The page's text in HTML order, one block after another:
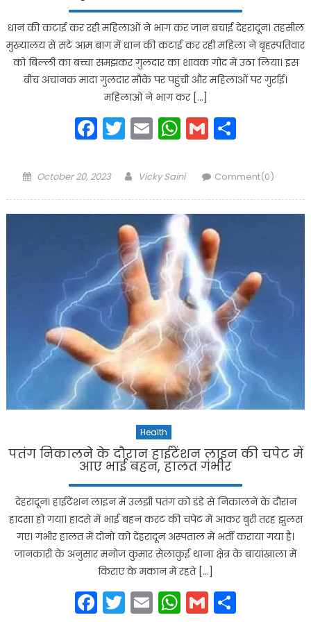
धान की कटाई कर रही महिलाओं ने भाग कर जान बचाई देहरादून। तहसील
मुख्यालय से सटे आम बाग में धान की कटाई कर रही महिला ने बृहस्पतिवार
को बिल्ली का बच्चा समझकर गुलदार का शावक गोद में उठा लिया। इस
बीच अचानक मादा गुलदार मौके पर पहुंची और महिलाओं पर गुर्राई।
महिलाओं ने भाग कर […]
Facebook
Twitter
EmailWhatsApp
Gmail
Posted
October 20, 2023 Author
Vicky Saini Comment(0)
Health
पतंग निकालने के दौरान हाईटेंशन लाइन की चपेट में
आए भाई बहन, हालत गंभीर
देहरादून। हाईटेंशन लाइन में उलझी पतंग को डंडे से निकालने के दौरान
हादसा हो गया। हादसे में भाई बहन करंट की चपेट में आकर बुरी तरह झुलस
गए। गंभीर हालत में दोनों को देहरादून अस्पताल में भर्ती कराया गया है।
जानकारी के अनुसार मनोज कुमार सेलाकुई थाना क्षेत्र के बायांखाला में
किराए के मकान में रहते […]
Facebook
Twitter
EmailWhatsApp
Gmail